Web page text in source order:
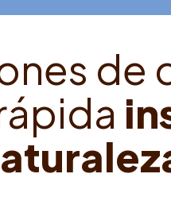
nes de
ápida in
aturalez